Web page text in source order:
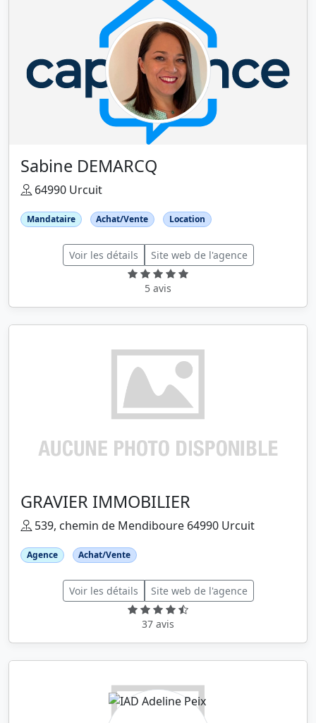
Sabine DEMARCQ
64990 Urcuit
Mandataire Achat/Vente Location
Voir les détails Site web de l'agence
5 avis
GRAVIER IMMOBILIER
539, chemin de Mendiboure 64990 Urcuit
Agence Achat/Vente
Voir les détails Site web de l'agence
37 avis